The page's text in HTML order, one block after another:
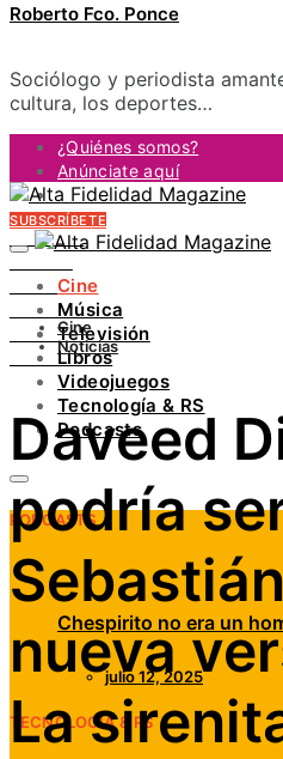
Roberto Fco. Ponce
Sociólogo y periodista
cultura, los deportes…
¿Quiénes somos?
Anúnciate aquí
Contacto
FACEBOOK
INSTAGRAM
PINTEREST
YOUTUBE
LINKEDIN
SUBSCRÍBETE
Cine
Música
Televisión
Libros
Videojuegos
Tecnología & RS
Podcasts
PODCASTS
Chespirito no era un
julio 12, 2025
TECNOLOGÍA & RS
Cine
Noticias
Daveed
podría
nueva
La